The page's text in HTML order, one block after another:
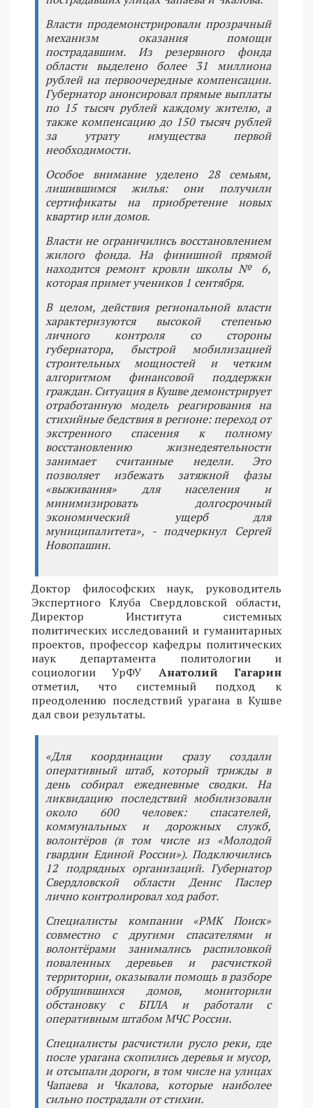
Власти продемонстрировали прозрачный
механизм оказания помощи
пострадавшим. Из резервного фонда
области выделено более 31 миллиона
рублей на первоочередные компенсации.
Губернатор анонсировал прямые выплаты
по 15 тысяч рублей каждому жителю, а
также компенсацию до 150 тысяч рублей
за утрату имущества первой
необходимости.
Особое внимание уделено 28 семьям,
лишившимся жилья: они получили
сертификаты на приобретение новых
квартир или домов.
Власти не ограничились восстановлением
жилого фонда. На финишной прямой
находится ремонт кровли школы № 6,
которая примет учеников 1 сентября.
В целом, действия региональной власти
характеризуются высокой степенью
личного контроля со стороны
губернатора, быстрой мобилизацией
строительных мощностей и четким
алгоритмом финансовой поддержки
граждан. Ситуация в Кушве демонстрирует
отработанную модель реагирования на
стихийные бедствия в регионе: переход от
экстренного спасения к полному
восстановлению жизнедеятельности
занимает считанные недели. Это
позволяет избежать затяжной фазы
«выживания» для населения и
минимизировать долгосрочный
экономический ущерб для
муниципалитета», - подчеркнул Сергей
Новопашин.
Доктор философских наук, руководитель
Экспертного Клуба Свердловской области,
Директор Института системных
политических исследований и гуманитарных
проектов, профессор кафедры политических
наук департамента политологии и
социологии УрФУ Анатолий Гагарин
отметил, что системный подход к
преодолению последствий урагана в Кушве
дал свои результаты.
«Для координации сразу создали
оперативный штаб, который трижды в
день собирал ежедневные сводки. На
ликвидацию последствий мобилизовали
около 600 человек: спасателей,
коммунальных и дорожных служб,
волонтёров (в том числе из «Молодой
гвардии Единой России»). Подключились
12 подрядных организаций. Губернатор
Свердловской области Денис Паслер
лично контролировал ход работ.
Специалисты компании «РМК Поиск»
совместно с другими спасателями и
волонтёрами занимались распиловкой
поваленных деревьев и расчисткой
территории, оказывали помощь в разборе
обрушившихся домов, мониторили
обстановку с БПЛА и работали с
оперативным штабом МЧС России.
Специалисты расчистили русло реки, где
после урагана скопились деревья и мусор,
и отсыпали дороги, в том числе на улицах
Чапаева и Чкалова, которые наиболее
сильно пострадали от стихии.